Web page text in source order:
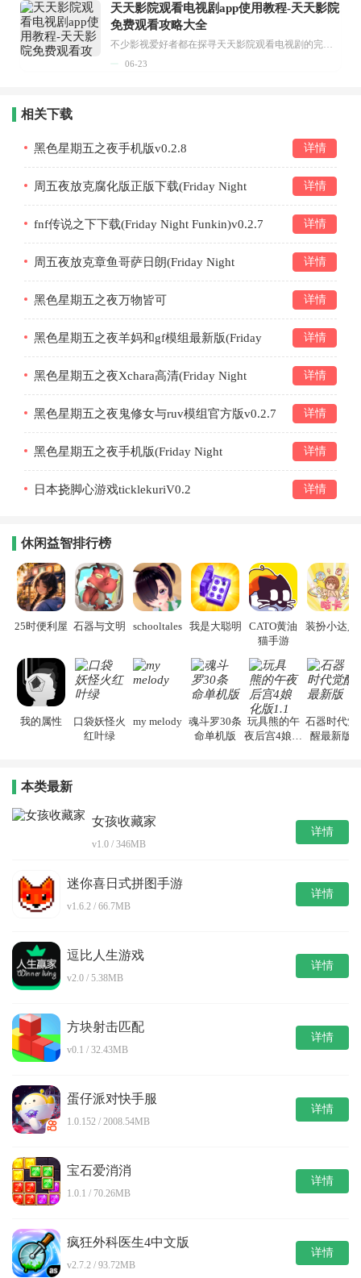
天天影院观看电视剧app使用教程-天天影院
免费观看攻略大全
不少影视爱好者都在探寻天天影院观看电视剧的完整方法，结合最新平台使用规则，本篇新手入门攻略全面讲解观看渠道、检索流程、播放设置以及画面模式调整等实用内容。全文适配手机、电脑等主流设备，步骤简洁易懂，无论是初次使用的新手，还是想要优化观影体验的用户，都能参照内容快速上手，熟练掌握平台各项操作技巧，轻松畅享影视内容。...
06-23
相关下载
黑色星期五之夜手机版v0.2.8 详情
周五夜放克腐化版正版下载(Friday Night
详情
fnf传说之下下载(Friday Night Funkin)v0.2.7 详情
周五夜放克章鱼哥萨日朗(Friday Night
详情
黑色星期五之夜万物皆可
详情
黑色星期五之夜羊妈和gf模组最新版(Friday
详情
黑色星期五之夜Xchara高清(Friday Night
详情
黑色星期五之夜鬼修女与ruv模组官方版v0.2.7 详情
黑色星期五之夜手机版(Friday Night
详情
日本挠脚心游戏ticklekuriV0.2 详情
休闲益智排行榜
25时便利屋 石器与文明 schooltales 我是大聪明
CATO黄油
猫手游
装扮小达人
我的属性
口袋妖怪火
红叶绿
my melody 魂斗罗30条
命单机版
玩具熊的午
夜后宫4娘化
石器时代觉
醒最新版
本类最新
女孩收藏家
v1.0 / 346MB
详情
迷你喜日式拼图手游
v1.6.2 / 66.7MB
详情
逗比人生游戏
v2.0 / 5.38MB
详情
方块射击匹配
v0.1 / 32.43MB
详情
蛋仔派对快手服
1.0.152 / 2008.54MB
详情
宝石爱消消
1.0.1 / 70.26MB
详情
疯狂外科医生4中文版
v2.7.2 / 93.72MB
详情